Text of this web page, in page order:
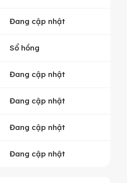
Đang cập nhật
Sổ hồng
Đang cập nhật
Đang cập nhật
Đang cập nhật
Đang cập nhật